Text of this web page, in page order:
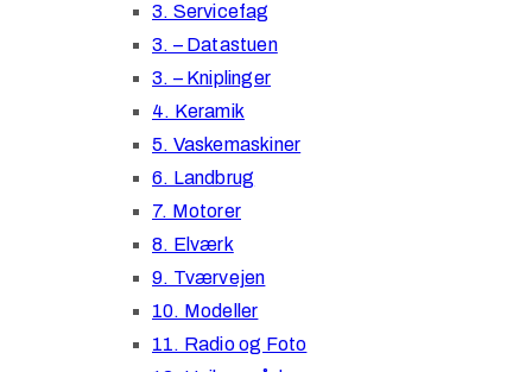
3. Servicefag
3. – Datastuen
3. – Kniplinger
4. Keramik
5. Vaskemaskiner
6. Landbrug
7. Motorer
8. Elværk
9. Tværvejen
10. Modeller
11. Radio og Foto